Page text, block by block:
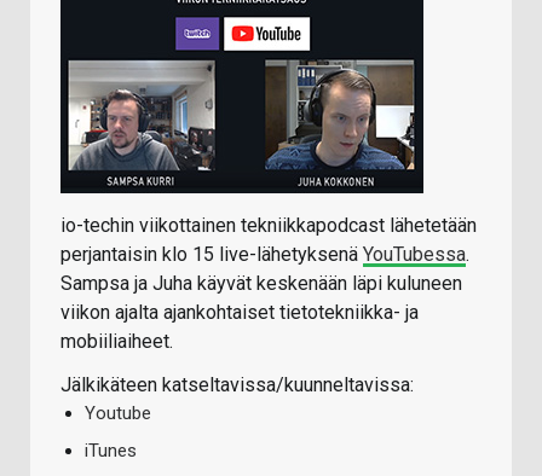
io-techin viikottainen tekniikkapodcast lähetetään
perjantaisin klo 15 live-lähetyksenä YouTubessa.
Sampsa ja Juha käyvät keskenään läpi kuluneen
viikon ajalta ajankohtaiset tietotekniikka- ja
mobiiliaiheet.
Jälkikäteen katseltavissa/kuunneltavissa:
Youtube
iTunes